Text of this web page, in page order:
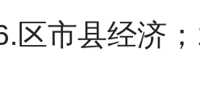
区市县经济